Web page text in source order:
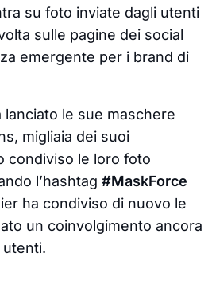
su foto inviate dagli utenti
sulle pagine dei social
emergente per i brand di
lanciato le sue maschere
migliaia dei suoi
condiviso le loro foto
l’hashtag #MaskForce
ha condiviso di nuovo le
un coinvolgimento ancora
utenti.